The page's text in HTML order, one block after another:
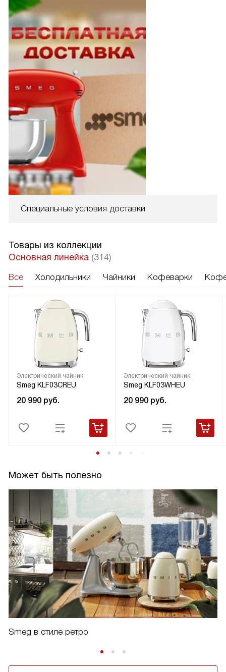
Специальные условия доставки
Товары из коллекции
Основная линейка (314)
Все Холодильники Чайники Кофеварки
Электрический чайник
Smeg KLF03CREU
20 990 руб.
Электрический чайник
Smeg KLF03WHEU
20 990 руб.
Может быть полезно
Smeg в стиле ретро